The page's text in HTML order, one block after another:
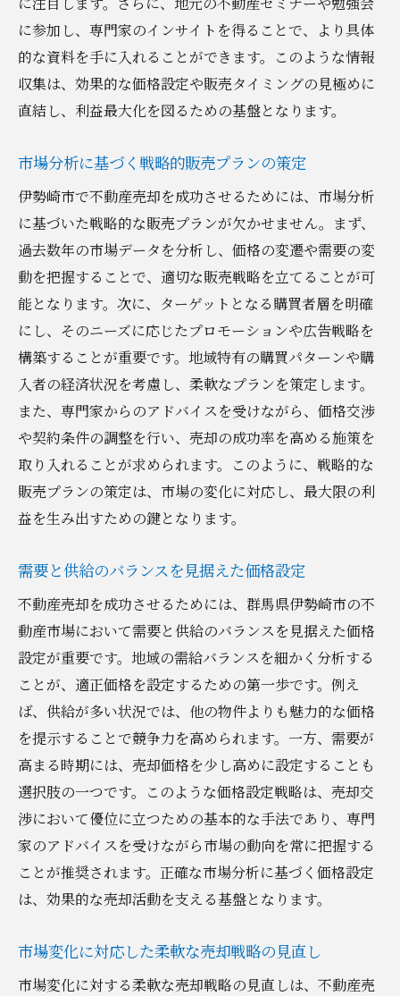
に参加し、専門家のインサイトを得ることで、より具体
的な資料を手に入れることができます。このような情報
収集は、効果的な価格設定や販売タイミングの見極めに
直結し、利益最大化を図るための基盤となります。
市場分析に基づく戦略的販売プランの策定
伊勢崎市で不動産売却を成功させるためには、市場分析
に基づいた戦略的な販売プランが欠かせません。まず、
過去数年の市場データを分析し、価格の変遷や需要の変
動を把握することで、適切な販売戦略を立てることが可
能となります。次に、ターゲットとなる購買者層を明確
にし、そのニーズに応じたプロモーションや広告戦略を
構築することが重要です。地域特有の購買パターンや購
入者の経済状況を考慮し、柔軟なプランを策定します。
また、専門家からのアドバイスを受けながら、価格交渉
や契約条件の調整を行い、売却の成功率を高める施策を
取り入れることが求められます。このように、戦略的な
販売プランの策定は、市場の変化に対応し、最大限の利
益を生み出すための鍵となります。
需要と供給のバランスを見据えた価格設定
不動産売却を成功させるためには、群馬県伊勢崎市の不
動産市場において需要と供給のバランスを見据えた価格
設定が重要です。地域の需給バランスを細かく分析する
ことが、適正価格を設定するための第一歩です。例え
ば、供給が多い状況では、他の物件よりも魅力的な価格
を提示することで競争力を高められます。一方、需要が
高まる時期には、売却価格を少し高めに設定することも
選択肢の一つです。このような価格設定戦略は、売却交
渉において優位に立つための基本的な手法であり、専門
家のアドバイスを受けながら市場の動向を常に把握する
ことが推奨されます。正確な市場分析に基づく価格設定
は、効果的な売却活動を支える基盤となります。
市場変化に対応した柔軟な売却戦略の見直し
市場変化に対する柔軟な売却戦略の見直しは、不動産売